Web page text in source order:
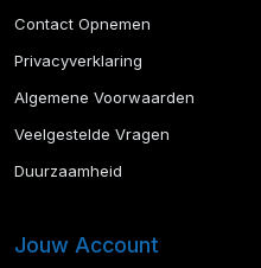
Contact Opnemen
Privacyverklaring
Algemene Voorwaarden
Veelgestelde Vragen
Duurzaamheid
Jouw Account